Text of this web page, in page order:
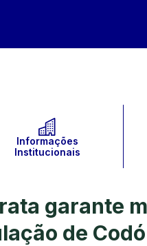
Informações
Institucionais
garante
de Codó